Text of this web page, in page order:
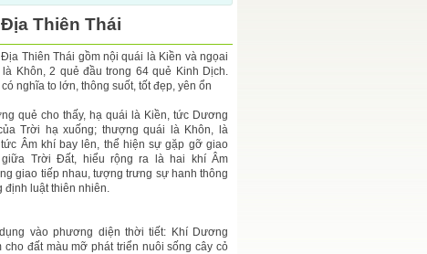
Thiên Thái
Thiên Thái gồm nội quái là Kiền và ngọai
là Khôn, 2 quẻ đầu trong 64 quẻ Kinh Dịch.
nghĩa to lớn, thông suốt, tốt đẹp, yên ổn
quẻ cho thấy, hạ quái là Kiền, tức Dương
Trời hạ xuống; thượng quái là Khôn, là
Âm khí bay lên, thể hiện sự gặp gỡ giao
giữa Trời Đất, hiểu rộng ra là hai khí Âm
giao tiếp nhau, tượng trưng sự hanh thông
định luật thiên nhiên.
vào phương diện thời tiết: Khí Dương
đất màu mỡ phát triển nuôi sống cây cỏ